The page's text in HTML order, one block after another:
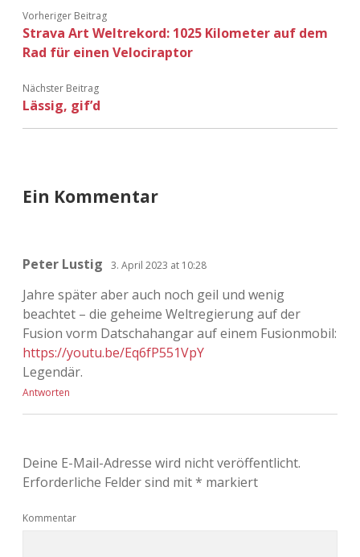
Vorheriger Beitrag
Strava Art Weltrekord: 1025 Kilometer auf dem
Rad für einen Velociraptor
Nächster Beitrag
Lässig, gif’d
Ein Kommentar
Peter Lustig 3. April 2023 at 10:28
Jahre später aber auch noch geil und wenig
beachtet – die geheime Weltregierung auf der
Fusion vorm Datschahangar auf einem Fusionmobil:
https://youtu.be/Eq6fP551VpY
Legendär.
Antworten
Deine E-Mail-Adresse wird nicht veröffentlicht.
Erforderliche Felder sind mit* markiert
Kommentar